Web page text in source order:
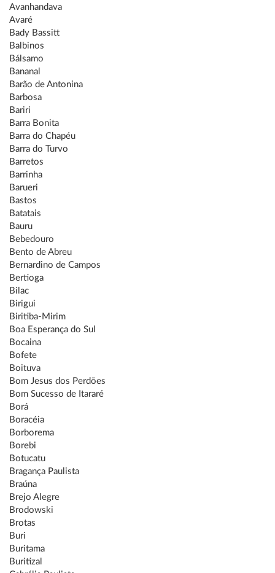
Avanhandava
Avaré
Bady Bassitt
Balbinos
Bálsamo
Bananal
Barão de Antonina
Barbosa
Bariri
Barra Bonita
Barra do Chapéu
Barra do Turvo
Barretos
Barrinha
Barueri
Bastos
Batatais
Bauru
Bebedouro
Bento de Abreu
Bernardino de Campos
Bertioga
Bilac
Birigui
Biritiba-Mirim
Boa Esperança do Sul
Bocaina
Bofete
Boituva
Bom Jesus dos Perdões
Bom Sucesso de Itararé
Borá
Boracéia
Borborema
Borebi
Botucatu
Bragança Paulista
Braúna
Brejo Alegre
Brodowski
Brotas
Buri
Buritama
Buritizal